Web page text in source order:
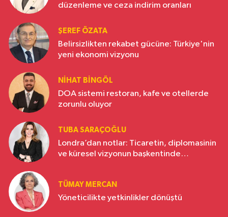
düzenleme ve ceza indirim oranları
ŞEREF ÖZATA
Belirsizlikten rekabet gücüne: Türkiye'nin
yeni ekonomi vizyonu
NIHAT BINGÖL
DOA sistemi restoran, kafe ve otellerde
zorunlu oluyor
TUBA SARAÇOĞLU
Londra’dan notlar: Ticaretin, diplomasinin
ve küresel vizyonun başkentinde
TÜMAY MERCAN
Yöneticilikte yetkinlikler dönüştü